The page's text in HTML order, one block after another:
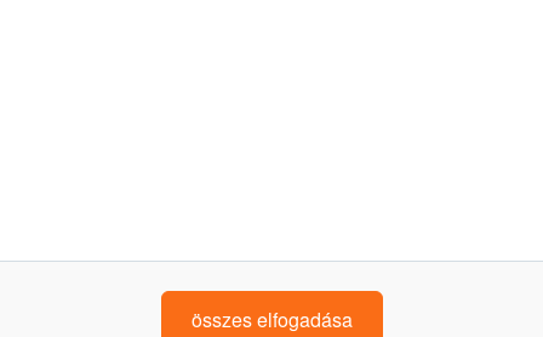
összes elfogadása